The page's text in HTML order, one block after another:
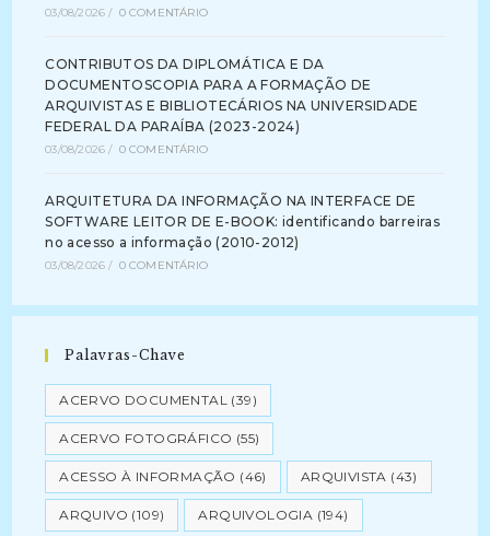
03/08/2026 / 0 COMENTÁRIO
CONTRIBUTOS DA DIPLOMÁTICA E DA
DOCUMENTOSCOPIA PARA A FORMAÇÃO DE
ARQUIVISTAS E BIBLIOTECÁRIOS NA UNIVERSIDADE
FEDERAL DA PARAÍBA (2023-2024)
03/08/2026 / 0 COMENTÁRIO
ARQUITETURA DA INFORMAÇÃO NA INTERFACE DE
SOFTWARE LEITOR DE E-BOOK: identificando barreiras
no acesso a informação (2010-2012)
03/08/2026 / 0 COMENTÁRIO
Palavras-Chave
ACERVO DOCUMENTAL (39)
ACERVO FOTOGRÁFICO (55)
ACESSO À INFORMAÇÃO (46) ARQUIVISTA (43)
ARQUIVO (109) ARQUIVOLOGIA (194)